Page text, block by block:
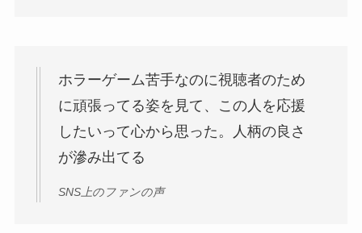
ホラーゲーム苦手なのに視聴者のため
に頑張ってる姿を見て、この人を応援
したいって心から思った。人柄の良さ
が滲み出てる
SNS上のファンの声